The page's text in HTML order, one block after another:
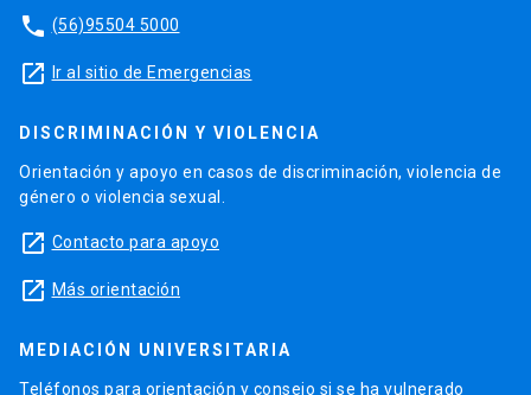
phone (56)95504 5000
launch Ir al sitio de Emergencias
DISCRIMINACIÓN Y VIOLENCIA
Orientación y apoyo en casos de discriminación, violencia de
género o violencia sexual.
launch Contacto para apoyo
launch Más orientación
MEDIACIÓN UNIVERSITARIA
Teléfonos para orientación y consejo si se ha vulnerado